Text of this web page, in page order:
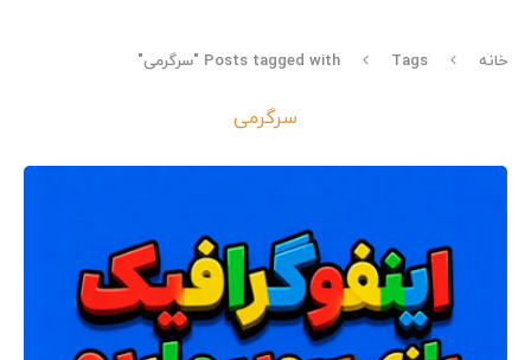
خانه Tags Posts tagged with "سرگرمی"
سرگرمی